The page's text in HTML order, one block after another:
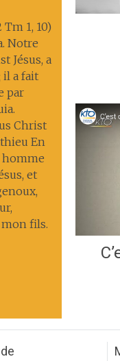
1, 10)
Notre
Jésus, a
il a fait
par
Christ
En
homme
et
fils.